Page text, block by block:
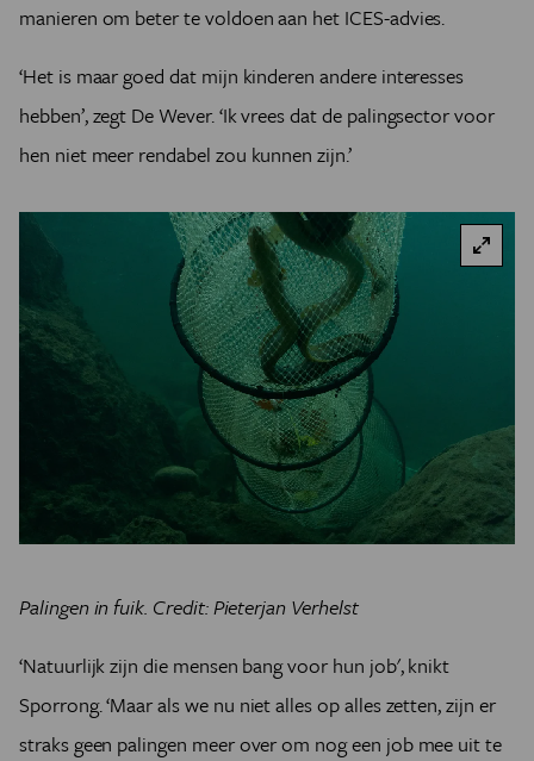
manieren om beter te voldoen aan het ICES-advies.
‘Het is maar goed dat mijn kinderen andere interesses
hebben’, zegt De Wever. ‘Ik vrees dat de palingsector voor
hen niet meer rendabel zou kunnen zijn.’
Palingen in fuik. Credit: Pieterjan Verhelst
‘Natuurlijk zijn die mensen bang voor hun job', knikt
Sporrong. ‘Maar als we nu niet alles op alles zetten, zijn er
straks geen palingen meer over om nog een job mee uit te